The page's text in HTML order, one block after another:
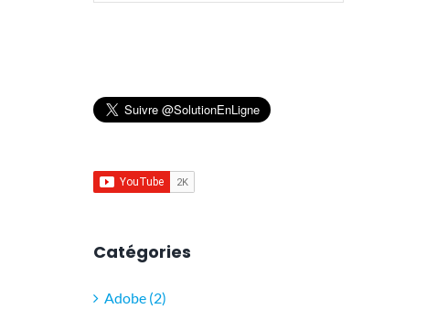
Catégories
Adobe (2)